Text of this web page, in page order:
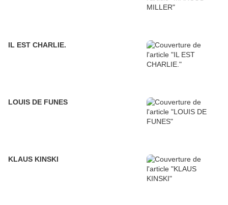
IL EST CHARLIE.
LOUIS DE FUNES
KLAUS KINSKI